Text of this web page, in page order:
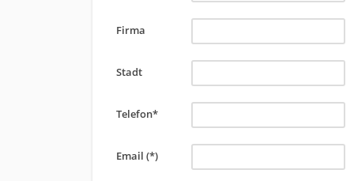
Firma
Stadt
Telefon*
Email (*)